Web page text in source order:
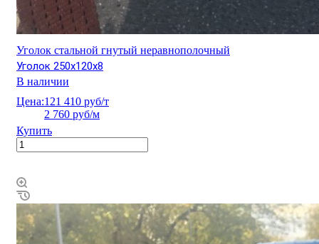
Уголок стальной гнутый неравнополочный
Уголок 250х120х8
В наличии
Цена:121 410 руб/т
2 760 руб/м
Купить